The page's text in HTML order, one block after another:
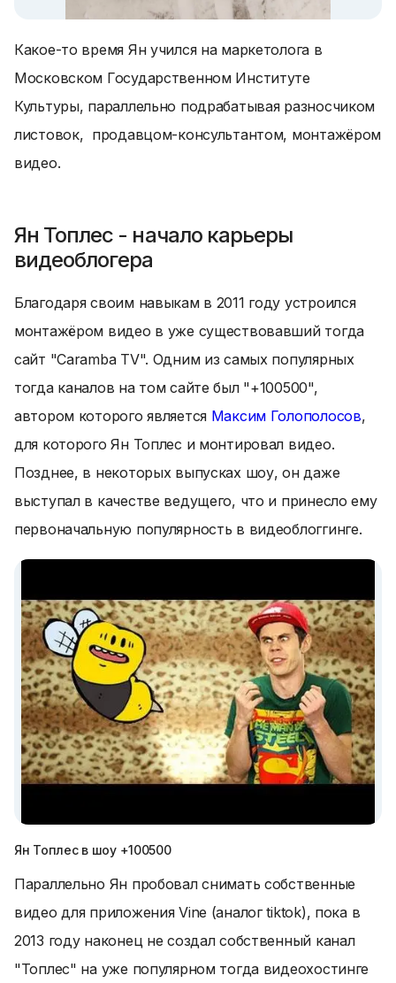
Какое-то время Ян учился на маркетолога в
Московском Государственном Институте
Культуры, параллельно подрабатывая разносчиком
листовок, продавцом-консультантом, монтажёром
видео.
Ян Топлес - начало карьеры
видеоблогера
Благодаря своим навыкам в 2011 году устроился
монтажёром видео в уже существовавший тогда
сайт "Caramba TV". Одним из самых популярных
тогда каналов на том сайте был "+100500",
автором которого является Максим Голополосов,
для которого Ян Топлес и монтировал видео.
Позднее, в некоторых выпусках шоу, он даже
выступал в качестве ведущего, что и принесло ему
первоначальную популярность в видеоблоггинге.
Ян Топлес в шоу +100500
Параллельно Ян пробовал снимать собственные
видео для приложения Vine (аналог tiktok), пока в
2013 году наконец не создал собственный канал
"Топлес" на уже популярном тогда видеохостинге